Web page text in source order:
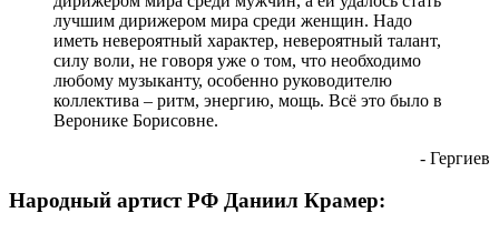
лучшим дирижером мира среди женщин. Надо
иметь невероятный характер, невероятный талант,
силу воли, не говоря уже о том, что необходимо
любому музыканту, особенно руководителю
коллектива – ритм, энергию, мощь. Всё это было в
Веронике Борисовне.
- Гергиев
Народный артист РФ Даниил Крамер: